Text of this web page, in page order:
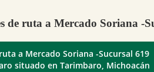
de ruta a Mercado Soriana -
a Mercado Soriana -Sucursal 619
situado en Tarimbaro, Michoacán